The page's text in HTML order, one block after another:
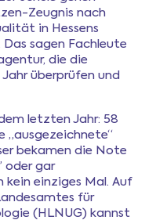
Zeugnis nach
in Hessens
sagen Fachleute
die die
überprüfen und
letzten Jahr: 58
„ausgezeichnete“
bekamen die Note
oder gar
kein einziges Mal. Auf
für
(HLNUG) kannst